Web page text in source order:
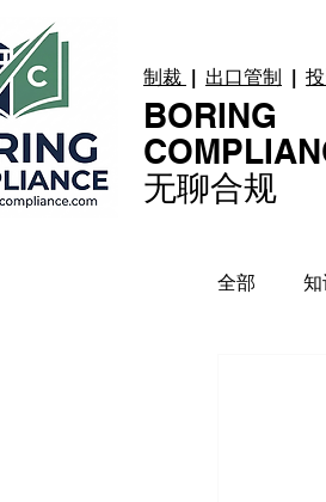
制裁 | 出口管制 |
BORING
无聊合规
全部 知
贸易